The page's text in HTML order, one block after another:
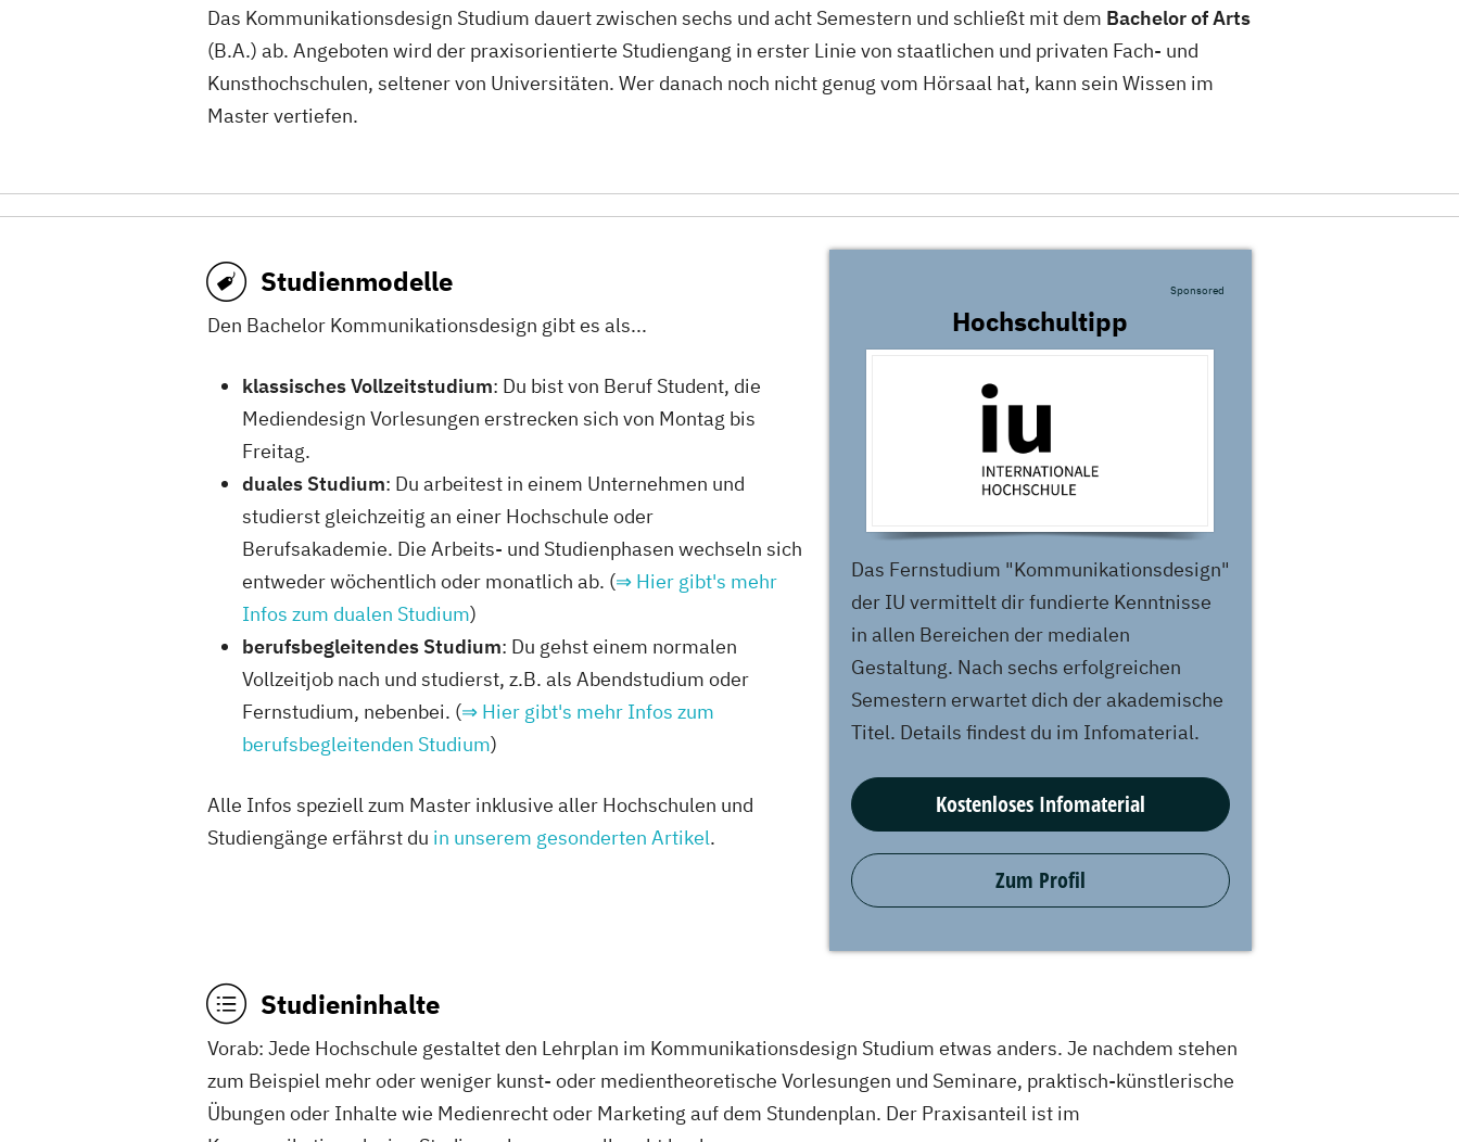
4 Studiengänge
Fachhochschule Aachen
Design, Kommunikationsdesign, Media and...
Fachhochschule Dortmund
7 Studiengänge
FH Münster
Design, Design - Information und Kommunikation,...
4 Studiengänge
Hochschule Anhalt
Angewandte Informatik - Digitale Medien und...
8 Studiengänge
Hochschule Augsburg
Design-und Kommunikationsstrategie , Interaktive...
5 Studiengänge
Hochschule für Kommunikation und Gestaltung...
Corporate Communications, Illustration,...
3 Studiengänge
13 Studiengänge
Hochschule Mainz
Gutenberg-Intermedia, Kommunikationsdesign,...
Das Kommunikationsdesign Studium dauert zwischen sechs und acht Semestern und schließt mit dem Bachelor of Arts
(B.A.) ab. Angeboten wird der praxisorientierte Studiengang in erster Linie von staatlichen und privaten Fach- und
Kunsthochschulen, seltener von Universitäten. Wer danach noch nicht genug vom Hörsaal hat, kann sein Wissen im
Master vertiefen.
Studienmodelle
Den Bachelor Kommunikationsdesign gibt es als...
klassisches Vollzeitstudium: Du bist von Beruf Student, die
Mediendesign Vorlesungen erstrecken sich von Montag bis
Freitag.
duales Studium: Du arbeitest in einem Unternehmen und
studierst gleichzeitig an einer Hochschule oder
Berufsakademie. Die Arbeits- und Studienphasen wechseln sich
entweder wöchentlich oder monatlich ab. (⇒ Hier gibt's mehr
Infos zum dualen Studium)
berufsbegleitendes Studium: Du gehst einem normalen
Vollzeitjob nach und studierst, z.B. als Abendstudium oder
Fernstudium, nebenbei. (⇒ Hier gibt's mehr Infos zum
berufsbegleitenden Studium)
Alle Infos speziell zum Master inklusive aller Hochschulen und
Studiengänge erfährst du in unserem gesonderten Artikel.
Hochschultipp
Sponsored
Das Fernstudium "Kommunikationsdesign"
der IU vermittelt dir fundierte Kenntnisse
in allen Bereichen der medialen
Gestaltung. Nach sechs erfolgreichen
Semestern erwartet dich der akademische
Titel. Details findest du im Infomaterial.
Kostenloses Infomaterial
Zum Profil
Studieninhalte
Vorab: Jede Hochschule gestaltet den Lehrplan im Kommunikationsdesign Studium etwas anders. Je nachdem stehen
zum Beispiel mehr oder weniger kunst- oder medientheoretische Vorlesungen und Seminare, praktisch-künstlerische
Übungen oder Inhalte wie Medienrecht oder Marketing auf dem Stundenplan. Der Praxisanteil ist im